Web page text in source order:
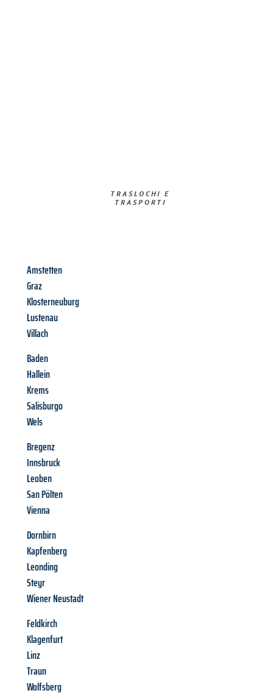
TRASLOCHI E
TRASPORTI​
Amstetten
Graz
Klosterneuburg
Lustenau
Villach
Baden
Hallein
Krems
Salisburgo
Wels
Bregenz
Innsbruck
Leoben
San Pölten
Vienna
Dornbirn
Kapfenberg
Leonding
Steyr
Wiener Neustadt
Feldkirch
Klagenfurt
Linz
Traun
Wolfsberg